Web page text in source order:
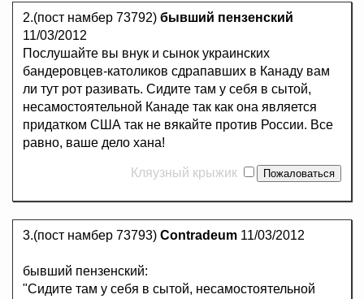
2.(пост намбер 73792) бывший пензенский
11/03/2012
Послушайте вы внук и сынок украинских
бандеровцев-католиков сдрапавших в Канаду вам
ли тут рот разивать. Сидите там у себя в сытой,
несамостоятельной Канаде так как она является
придатком США так не вякайте против России. Все
равно, ваше дело хана!
Кляузный крыжик
3.(пост намбер 73793) Contradeum 11/03/2012
бывший пензенский:
"Сидите там у себя в сытой, несамостоятельной